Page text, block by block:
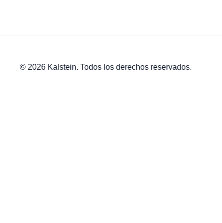
© 2026 Kalstein. Todos los derechos reservados.